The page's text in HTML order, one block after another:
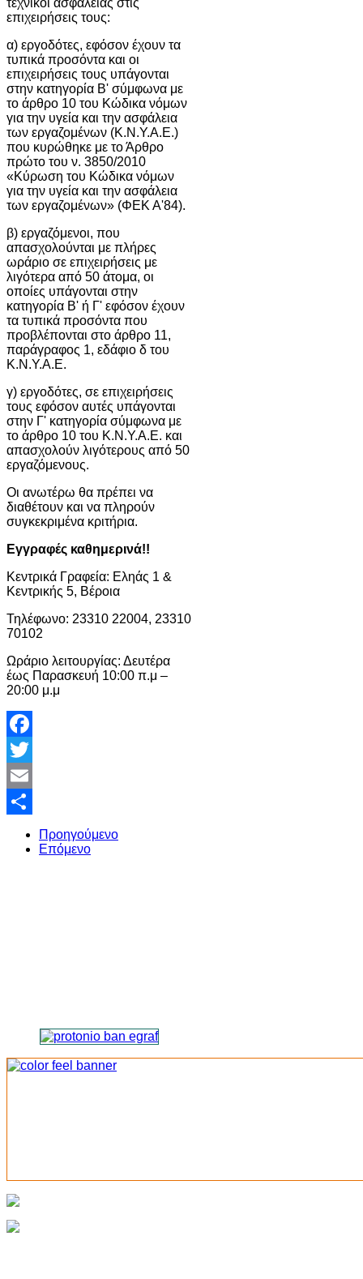
επιχειρήσεις τους:
α) εργοδότες, εφόσον έχουν τα
τυπικά προσόντα και οι
επιχειρήσεις τους υπάγονται
στην κατηγορία Β' σύμφωνα με
το άρθρο 10 του Κώδικα νόμων
για την υγεία και την ασφάλεια
των εργαζομένων (Κ.Ν.Υ.Α.Ε.)
που κυρώθηκε με το Άρθρο
πρώτο του ν. 3850/2010
«Κύρωση του Κώδικα νόμων
για την υγεία και την ασφάλεια
των εργαζομένων» (ΦΕΚ Α'84).
β) εργαζόμενοι, που
απασχολούνται με πλήρες
ωράριο σε επιχειρήσεις με
λιγότερα από 50 άτομα, οι
οποίες υπάγονται στην
κατηγορία Β' ή Γ' εφόσον έχουν
τα τυπικά προσόντα που
προβλέπονται στο άρθρο 11,
παράγραφος 1, εδάφιο δ του
Κ.Ν.Υ.Α.Ε.
γ) εργοδότες, σε επιχειρήσεις
τους εφόσον αυτές υπάγονται
στην Γ' κατηγορία σύμφωνα με
το άρθρο 10 του Κ.Ν.Υ.Α.Ε. και
απασχολούν λιγότερους από 50
εργαζόμενους.
Οι ανωτέρω θα πρέπει να
διαθέτουν και να πληρούν
συγκεκριμένα κριτήρια.
Εγγραφές καθημερινά!!
Κεντρικά Γραφεία: Εληάς 1 &
Κεντρικής 5, Βέροια
Τηλέφωνο: 23310 22004, 23310
70102
Ωράριο λειτουργίας: Δευτέρα
έως Παρασκευή 10:00 π.μ –
20:00 μ.μ
Facebook
Twitter
Email
Share
Προηγούμενο
Επόμενο